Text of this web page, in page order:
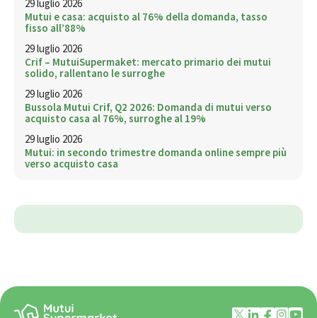
29 luglio 2026
Mutui e casa: acquisto al 76% della domanda, tasso
fisso all’88%
29 luglio 2026
Crif – MutuiSupermaket: mercato primario dei mutui
solido, rallentano le surroghe
29 luglio 2026
Bussola Mutui Crif, Q2 2026: Domanda di mutui verso
acquisto casa al 76%, surroghe al 19%
29 luglio 2026
Mutui: in secondo trimestre domanda online sempre più
verso acquisto casa